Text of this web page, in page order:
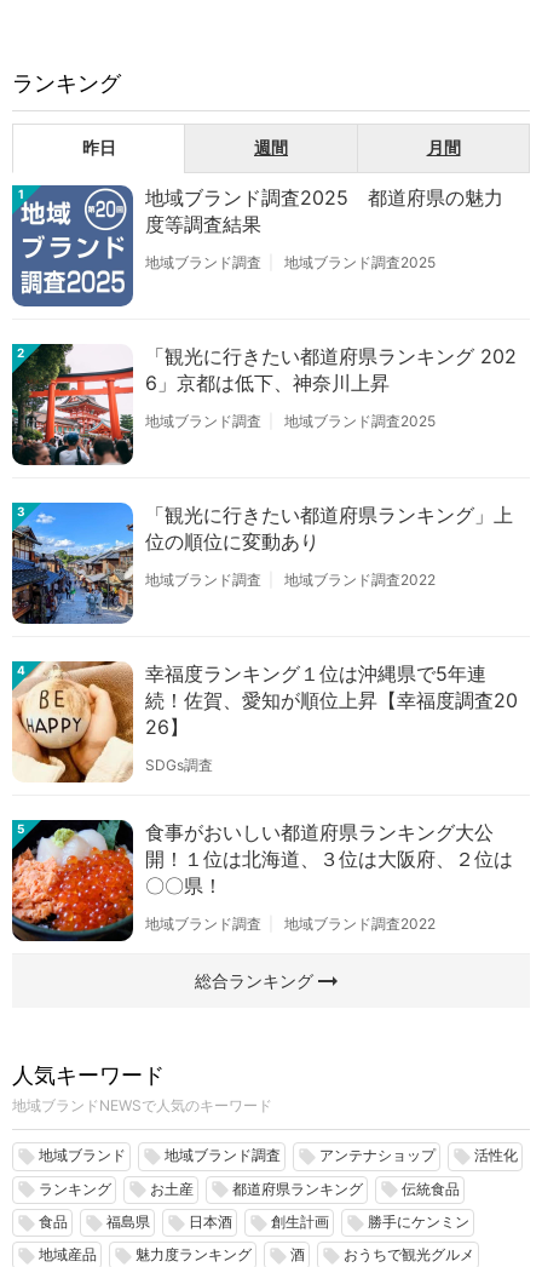
ランキング
昨日 週間 月間
1
地域ブランド調査2025 都道府県の魅力
度等調査結果
地域ブランド調査 地域ブランド調査2025
2
「観光に行きたい都道府県ランキング 202
6」京都は低下、神奈川上昇
地域ブランド調査 地域ブランド調査2025
3
「観光に行きたい都道府県ランキング」上
位の順位に変動あり
地域ブランド調査 地域ブランド調査2022
4
幸福度ランキング１位は沖縄県で5年連
続！佐賀、愛知が順位上昇【幸福度調査20
26】
SDGs調査
5
食事がおいしい都道府県ランキング大公
開！１位は北海道、３位は大阪府、２位は
〇〇県！
地域ブランド調査 地域ブランド調査2022
総合ランキングarrow_right_alt
人気キーワード
地域ブランドNEWSで人気のキーワード
local_offer 地域ブランド local_offer 地域ブランド調査 local_offer アンテナショップ local_offer 活性化
local_offer ランキング local_offer お土産 local_offer 都道府県ランキング local_offer 伝統食品
local_offer 食品 local_offer 福島県 local_offer 日本酒 local_offer 創生計画 local_offer 勝手にケンミン
local_offer 地域産品 local_offer 魅力度ランキング local_offer 酒 local_offer おうちで観光グルメ